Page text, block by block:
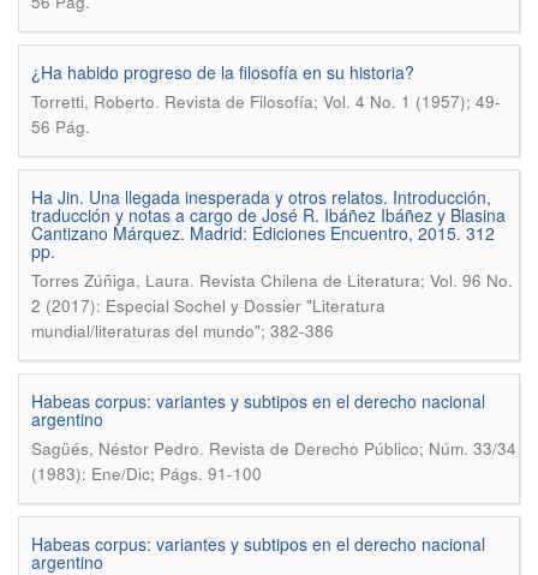
¿Ha habido progreso de la filosofía en su historia?
Torretti, Roberto. Revista de Filosofía; Vol. 4 No. 1 (1957); 49-
56 Pág.
Ha Jin. Una llegada inesperada y otros relatos. Introducción,
traducción y notas a cargo de José R. Ibáñez Ibáñez y Blasina
Cantizano Márquez. Madrid: Ediciones Encuentro, 2015. 312
pp.
Torres Zúñiga, Laura. Revista Chilena de Literatura; Vol. 96 No.
2 (2017): Especial Sochel y Dossier "Literatura
mundial/literaturas del mundo"; 382-386
Habeas corpus: variantes y subtipos en el derecho nacional
argentino
Sagüés, Néstor Pedro. Revista de Derecho Público; Núm. 33/34
(1983): Ene/Dic; Págs. 91-100
Habeas corpus: variantes y subtipos en el derecho nacional
argentino